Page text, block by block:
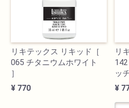
リキテックス リキッド［
065 チタニウムホワイト
］
¥ 770
リ
ッ
¥